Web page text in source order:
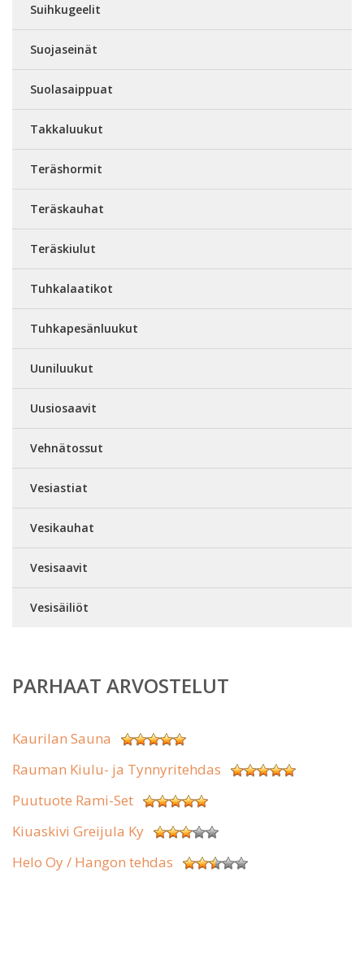
Suihkugeelit
Suojaseinät
Suolasaippuat
Takkaluukut
Teräshormit
Teräskauhat
Teräskiulut
Tuhkalaatikot
Tuhkapesänluukut
Uuniluukut
Uusiosaavit
Vehnätossut
Vesiastiat
Vesikauhat
Vesisaavit
Vesisäiliöt
PARHAAT ARVOSTELUT
Kaurilan Sauna
Rauman Kiulu- ja Tynnyritehdas
Puutuote Rami-Set
Kiuaskivi Greijula Ky
Helo Oy / Hangon tehdas